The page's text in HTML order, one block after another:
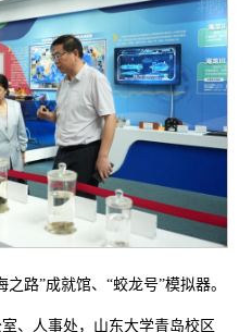
路”成就馆、“蛟龙号”模拟器。
、人事处，山东大学青岛校区